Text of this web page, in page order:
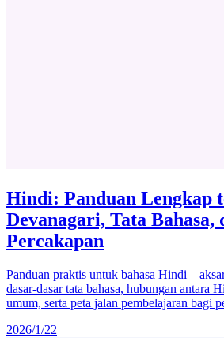
Hindi: Panduan Lengkap
Devanagari, Tata Bahasa,
Percakapan
Panduan praktis untuk bahasa
dasar-dasar tata bahasa, hubungan antara
umum, serta peta jalan pembelajaran bagi
2026/1/22